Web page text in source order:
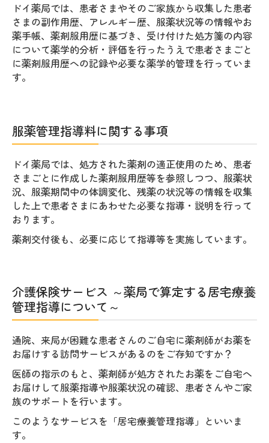
ドイ薬局では、患者さまやそのご家族から収集した患者
さまの副作用歴、アレルギー歴、服薬状況等の情報やお
薬手帳、薬剤服用歴に基づき、受け付けた処方箋の内容
について薬学的分析・評価を行ったうえで患者さまごと
に薬剤服用歴への記録や必要な薬学的管理を行っていま
す。
服薬管理指導料に関する事項
ドイ薬局では、処方された薬剤の適正使用のため、患者
さまごとに作成した薬剤服用歴等を参照しつつ、服薬状
況、服薬期間中の体調変化、残薬の状況等の情報を収集
した上で患者さまにあわせた必要な指導・説明を行って
おります。
薬剤交付後も、必要に応じて指導等を実施しています。
介護保険サービス ～薬局で算定する居宅療養
管理指導について～
通院、来局が困難な患者さんのご自宅に薬剤師がお薬を
お届けする訪問サービスがあるのをご存知ですか？
医師の指示のもと、薬剤師が処方されたお薬をご自宅へ
お届けして服薬指導や服薬状況の確認、患者さんやご家
族のサポートを行います。
このようなサービスを「居宅療養管理指導」といいま
す。